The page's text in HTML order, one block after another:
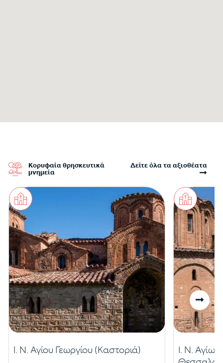
Κορυφαία θρησκευτικά
μνημεία
Δείτε όλα τα αξιοθέατα
Ι. Ν. Αγίου Γεωργίου (Καστοριά)
Ι. Ν.